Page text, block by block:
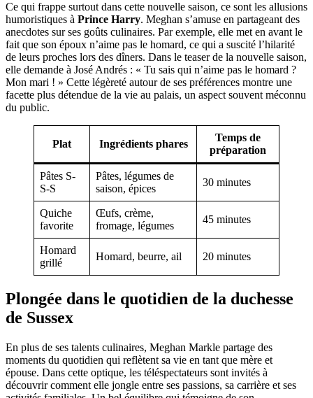
Ce qui frappe surtout dans cette nouvelle saison, ce sont les allusions
humoristiques à Prince Harry. Meghan s’amuse en partageant des
anecdotes sur ses goûts culinaires. Par exemple, elle met en avant le
fait que son époux n’aime pas le homard, ce qui a suscité l’hilarité
de leurs proches lors des dîners. Dans le teaser de la nouvelle saison,
elle demande à José Andrés : « Tu sais qui n’aime pas le homard ?
Mon mari ! » Cette légèreté autour de ses préférences montre une
facette plus détendue de la vie au palais, un aspect souvent méconnu
du public.
Plat Ingrédients phares
Temps de
préparation
Pâtes S-
S-S
Pâtes, légumes de
saison, épices
30 minutes
Quiche
favorite
Œufs, crème,
fromage, légumes
45 minutes
Homard
grillé
Homard, beurre, ail 20 minutes
Plongée dans le quotidien de la duchesse
de Sussex
En plus de ses talents culinaires, Meghan Markle partage des
moments du quotidien qui reflètent sa vie en tant que mère et
épouse. Dans cette optique, les téléspectateurs sont invités à
découvrir comment elle jongle entre ses passions, sa carrière et ses